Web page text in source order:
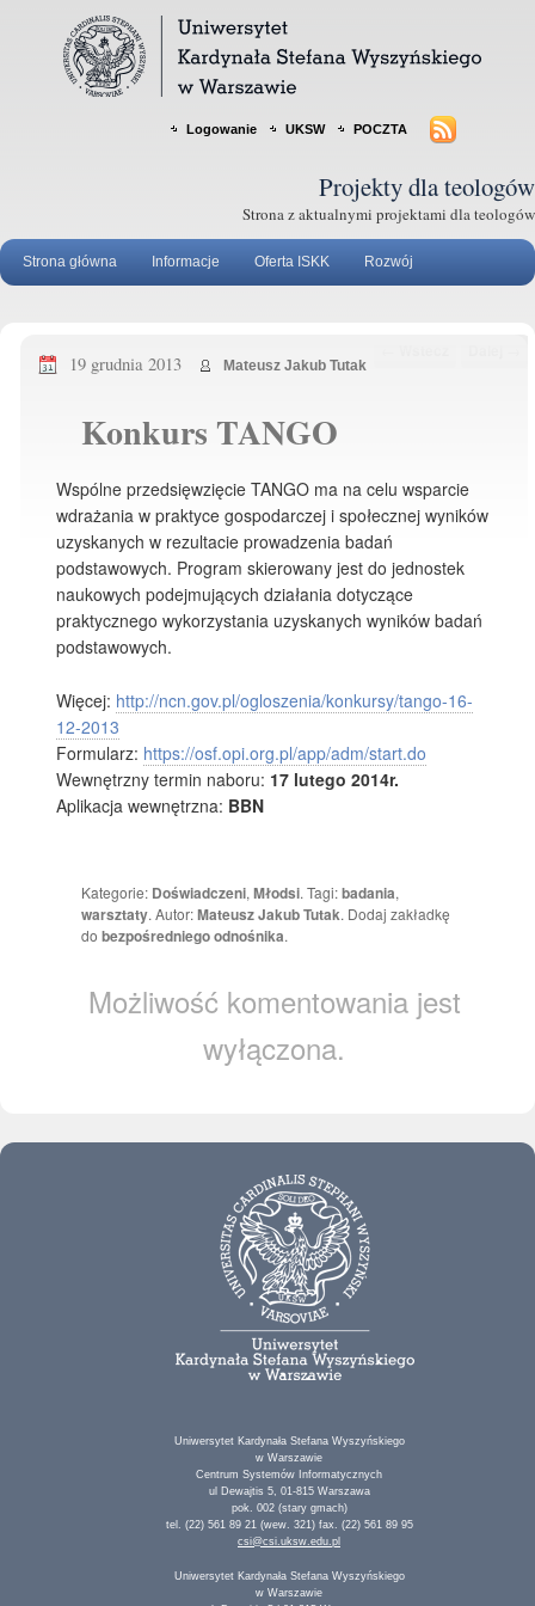
Logowanie UKSW POCZTA
Projekty dla teologów
Strona z aktualnymi projektami dla teologów
Strona główna Informacje Oferta ISKK Rozwój
Konkurs TANGO
19 grudnia 2013 Mateusz Jakub Tutak
Wspólne przedsięwzięcie TANGO ma na celu wsparcie
wdrażania w praktyce gospodarczej i społecznej wyników
uzyskanych w rezultacie prowadzenia badań
podstawowych. Program skierowany jest do jednostek
naukowych podejmujących działania dotyczące
praktycznego wykorzystania uzyskanych wyników badań
podstawowych.
Więcej: http://ncn.gov.pl/ogloszenia/konkursy/tango-16-
12-2013
Formularz: https://osf.opi.org.pl/app/adm/start.do
Wewnętrzny termin naboru: 17 lutego 2014r.
Aplikacja wewnętrzna: BBN
Kategorie: Doświadczeni, Młodsi. Tagi:badania,
warsztaty. Autor:Mateusz Jakub Tutak. Dodaj zakładkę
do bezpośredniego odnośnika.
Możliwość komentowania jest
wyłączona.
Uniwersytet Kardynała Stefana Wyszyńskiego
w Warszawie
Centrum Systemów Informatycznych
ul Dewajtis 5, 01-815 Warszawa
pok. 002 (stary gmach)
tel. (22) 561 89 21 (wew. 321) fax. (22) 561 89 95
csi@csi.uksw.edu.pl
Uniwersytet Kardynała Stefana Wyszyńskiego
w Warszawie